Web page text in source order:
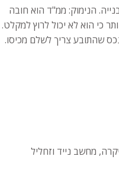
הנימוק: ממ"ד הוא חובה
כי הוא לא יכול לרוץ למקלט.
.
מחשב נייד וזחליל